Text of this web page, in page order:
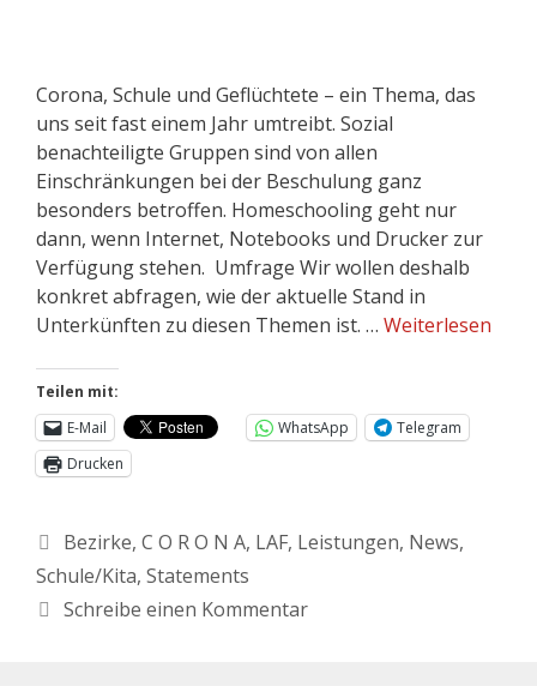
Corona, Schule und Geflüchtete – ein Thema, das
uns seit fast einem Jahr umtreibt. Sozial
benachteiligte Gruppen sind von allen
Einschränkungen bei der Beschulung ganz
besonders betroffen. Homeschooling geht nur
dann, wenn Internet, Notebooks und Drucker zur
Verfügung stehen. Umfrage Wir wollen deshalb
konkret abfragen, wie der aktuelle Stand in
Unterkünften zu diesen Themen ist. … Weiterlesen
Teilen mit:
E-Mail
WhatsApp
Telegram
Drucken
Bezirke, C O R O N A, LAF, Leistungen, News,
Schule/Kita, Statements
Schreibe einen Kommentar